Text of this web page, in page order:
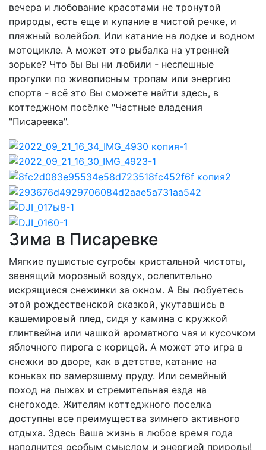
вечера и любование красотами не тронутой
природы, есть еще и купание в чистой речке, и
пляжный волейбол. Или катание на лодке и водном
мотоцикле. А может это рыбалка на утренней
зорьке? Что бы Вы ни любили - неспешные
прогулки по живописным тропам или энергию
спорта - всё это Вы сможете найти здесь, в
коттеджном посёлке "Частные владения
"Писаревка".
Зима в Писаревке
Мягкие пушистые сугробы кристальной чистоты,
звенящий морозный воздух, ослепительно
искрящиеся снежинки за окном. А Вы любуетесь
этой рождественской сказкой, укутавшись в
кашемировый плед, сидя у камина с кружкой
глинтвейна или чашкой ароматного чая и кусочком
яблочного пирога с корицей. А может это игра в
снежки во дворе, как в детстве, катание на
коньках по замерзшему пруду. Или семейный
поход на лыжах и стремительная езда на
снегоходе. Жителям коттеджного поселка
доступны все преимущества зимнего активного
отдыха. Здесь Ваша жизнь в любое время года
наполнится особым смыслом и энергией природы!